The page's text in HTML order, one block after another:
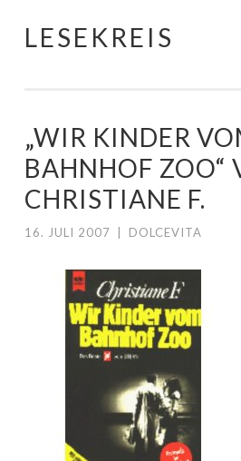
Springe
LESEKREIS
„WIR KINDER
BAHNHOF ZOO“
CHRISTIANE F.
16. JULI 2007 DOLCEVITA